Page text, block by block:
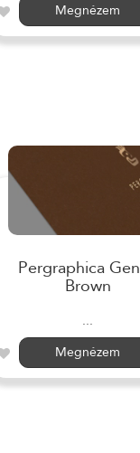
Megnézem
Pergraphica
Brown
...
Megnézem